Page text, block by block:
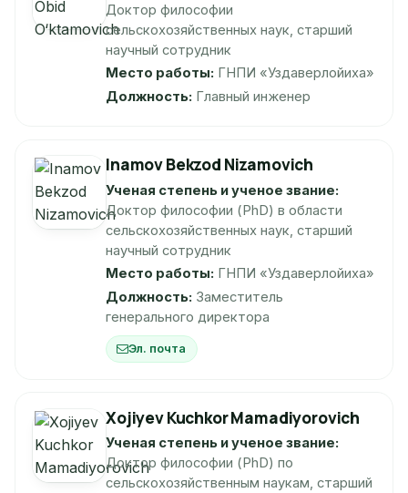
Доктор философии
сельскохозяйственных наук, старший
научный сотрудник
Место работы: ГНПИ «Уздаверлойиха»
Должность: Главный инженер
Inamov Bekzod Nizamovich
Ученая степень и ученое звание:
Доктор философии (PhD) в области
сельскохозяйственных наук, старший
научный сотрудник
Место работы: ГНПИ «Уздаверлойиха»
Должность: Заместитель
генерального директора
Эл. почта
Xojiyev Kuchkor Mamadiyorovich
Ученая степень и ученое звание:
Доктор философии (PhD) по
сельскохозяйственным наукам, старший